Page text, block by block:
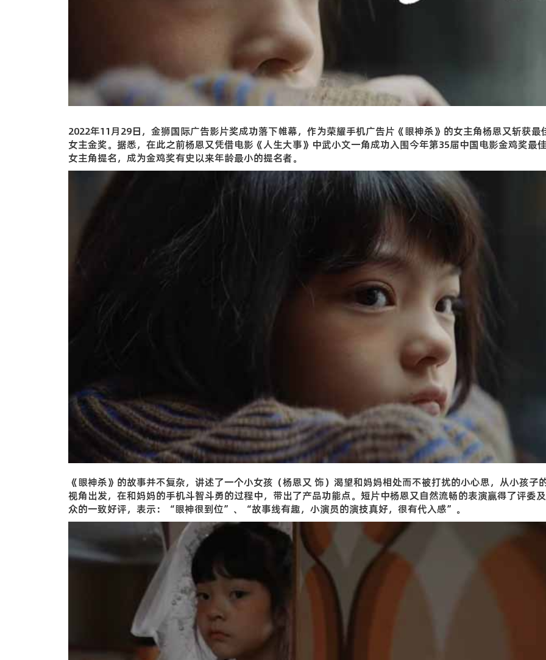
2022年11月29日，金狮国际广告影片奖成功落下帷幕，作为荣耀手机广告片《眼神杀》的女主角杨恩又斩获最
女主金奖。据悉，在此之前杨恩又凭借电影《人生大事》中武小文一角成功入围今年第35届中国电影金鸡奖最
女主角提名，成为金鸡奖有史以来年龄最小的提名者。
《眼神杀》的故事并不复杂，讲述了一个小女孩（杨恩又 饰）渴望和妈妈相处而不被打扰的小心思，从小孩子
视角出发，在和妈妈的手机斗智斗勇的过程中，带出了产品功能点。短片中杨恩又自然流畅的表演赢得了评委
众的一致好评，表示：“眼神很到位”、“故事线有趣，小演员的演技真好，很有代入感”。